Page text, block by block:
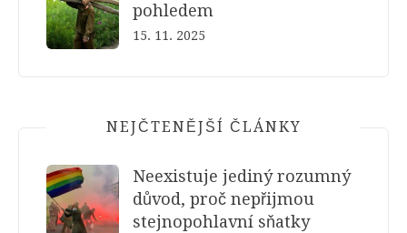
pohledem
15. 11. 2025
NEJČTENĚJŠÍ ČLÁNKY
Neexistuje jediný rozumný
důvod, proč nepřijmou
stejnopohlavní sňatky